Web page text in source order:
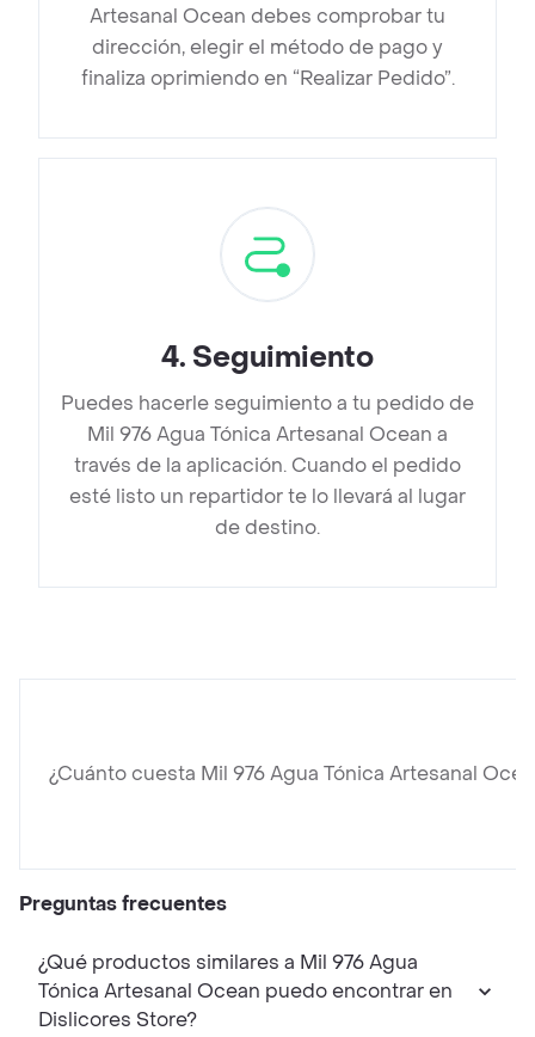
Artesanal Ocean debes comprobar tu
dirección, elegir el método de pago y
finaliza oprimiendo en “Realizar Pedido”.
4. Seguimiento
Puedes hacerle seguimiento a tu pedido de
Mil 976 Agua Tónica Artesanal Ocean a
través de la aplicación. Cuando el pedido
esté listo un repartidor te lo llevará al lugar
de destino.
¿Cuánto cuesta Mil 976 Agua Tónica Artesanal
Preguntas frecuentes
¿Qué productos similares a Mil 976 Agua
Tónica Artesanal Ocean puedo encontrar en
Dislicores Store?